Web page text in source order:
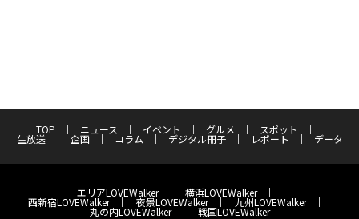
TOP ニュース イベント グルメ スポット
生放送 企画 コラム デジタル冊子 レポート データ
エリアLOVEWalker 横浜LOVEWalker
西新宿LOVEWalker 夜景LOVEWalker 九州LOVEWalker
丸の内LOVEWalker
戦国LOVEWalker